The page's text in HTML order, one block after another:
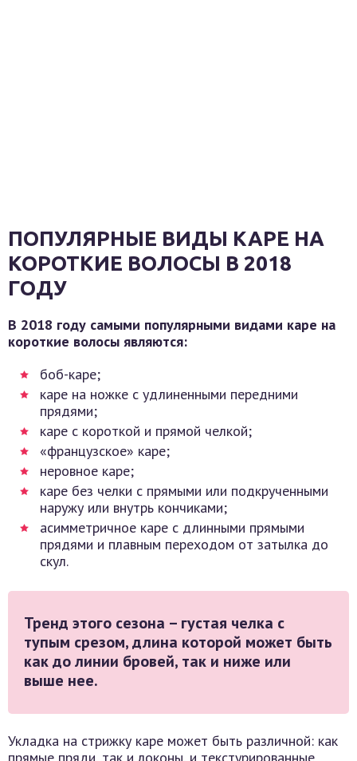
ПОПУЛЯРНЫЕ ВИДЫ КАРЕ НА
КОРОТКИЕ ВОЛОСЫ В 2018
ГОДУ
В 2018 году самыми популярными видами каре на
короткие волосы являются:
боб-каре;
каре на ножке с удлиненными передними
прядями;
каре с короткой и прямой челкой;
«французское» каре;
неровное каре;
каре без челки с прямыми или подкрученными
наружу или внутрь кончиками;
асимметричное каре с длинными прямыми
прядями и плавным переходом от затылка до
скул.
Тренд этого сезона – густая челка с
тупым срезом, длина которой может быть
как до линии бровей, так и ниже или
выше нее.
Укладка на стрижку каре может быть различной: как